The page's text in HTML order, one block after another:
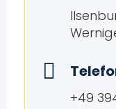
+49